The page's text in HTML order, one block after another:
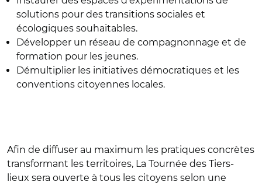
solutions pour des transitions sociales et
écologiques souhaitables.
Développer un réseau de compagnonnage et de
formation pour les jeunes.
Démultiplier les initiatives démocratiques et les
conventions citoyennes locales.
Afin de diffuser au maximum les pratiques concrètes
transformant les territoires, La Tournée des Tiers-
lieux sera ouverte à tous les citoyens selon une